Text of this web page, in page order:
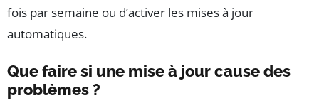
fois par semaine ou d’activer les mises à jour
automatiques.
Que faire si une mise à jour cause des
problèmes ?